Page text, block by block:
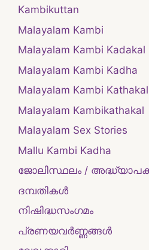
Kambikuttan
Malayalam Kambi
Malayalam Kambi Kadakal
Malayalam Kambi Kadha
Malayalam Kambi Kathakal
Malayalam Kambikathakal
Malayalam Sex Stories
Mallu Kambi Kadha
ജോലിസ്ഥലം /
ദമ്പതികള്‍
നിഷിദ്ധസംഗമം
പ്രണയവർണ്ണങ്ങൾ